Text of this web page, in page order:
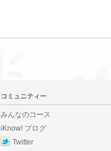
コミュニティー
みんなのコース
iKnow! ブログ
Twitter